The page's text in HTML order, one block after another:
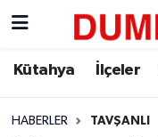
Kütahya İlçeler
HABERLER TAVŞANLI
Asayiş
Diğer
Kütahya Hava
Kütahya Trafik